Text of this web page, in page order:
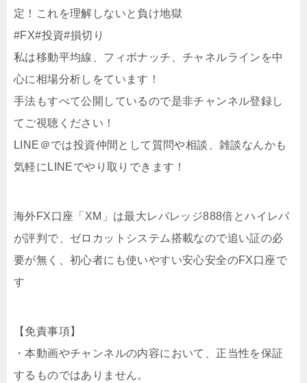
定！これを理解しないと負け地獄
#FX#投資#損切り
私は移動平均線、フィボナッチ、チャネルラインを中
心に相場分析しをています！
手法もすべて公開しているので是非チャンネル登録し
てご視聴ください！
LINE＠では投資仲間として質問や相談、雑談なんかも
気軽にLINEでやり取りできます！
海外FX口座「XM」は最大レバレッジ888倍とハイレバ
が評判で、ゼロカットシステム搭載なので追い証の必
要が無く、初心者にも使いやすい安心安全のFX口座で
す
【免責事項】
・本動画やチャンネルの内容において、正当性を保証
するものではありません。